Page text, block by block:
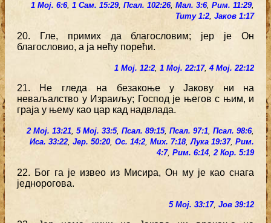
1 Мој. 6:6, 1 Сам. 15:29, Псал. 102:26, Мал. 3:6, Рим. 11:29,
Титу 1:2, Јаков 1:17
20. Гле, примих да благословим; јер је Он
благословио, а ја нећу порећи.
1 Мој. 12:2, 1 Мој. 22:17, 4 Мој. 22:12
21. Не гледа на безакоње у Јакову ни на
неваљалство у Израиљу; Господ је његов с њим, и
граја у њему као цар кад надвлада.
2 Мој. 13:21, 5 Мој. 33:5, Псал. 89:15, Псал. 97:1, Псал. 98:6,
Иса. 33:22, Јер. 50:20, Ос. 14:2, Мих. 7:18,Лука 19:37, Рим.
4:7, Рим. 6:14,2 Кор. 5:19
22. Бог га је извео из Мисира, Он му је као снага
једнорогова.
5 Мој. 33:17, Јов 39:12